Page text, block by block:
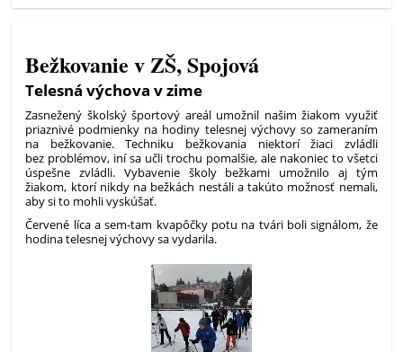
Bežkovanie v ZŠ, Spojová
Telesná výchova v zime
Zasnežený školský športový areál umožnil našim žiakom využiť
priaznivé podmienky na hodiny telesnej výchovy so zameraním
na bežkovanie. Techniku bežkovania niektorí žiaci zvládli
bez problémov, iní sa učli trochu pomalšie, ale nakoniec to všetci
úspešne zvládli. Vybavenie školy bežkami umožnilo aj tým
žiakom, ktorí nikdy na bežkách nestáli a takúto možnosť nemali,
aby si to mohli vyskúšať.
Červené líca a sem-tam kvapôčky potu na tvári boli signálom, že
hodina telesnej výchovy sa vydarila.